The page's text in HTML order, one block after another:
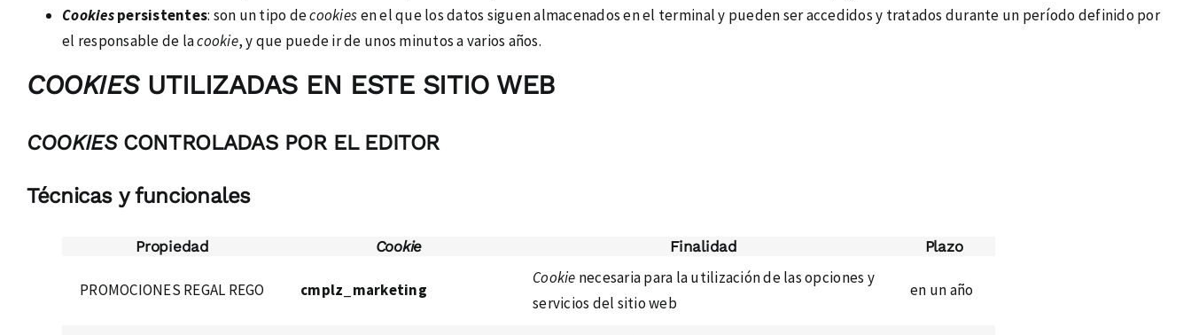
Cookiespersistentes: son un tipo decookiesen el que los datos siguen almacenados en el terminal y pueden ser accedidos y tratados durante un período definido por
el responsable de lacookie, y que puede ir de unos minutos a varios años.
COOKIES UTILIZADAS EN ESTE SITIO WEB
COOKIES CONTROLADAS POR EL EDITOR
Técnicas y funcionales
Propiedad Cookie Finalidad Plazo
PROMOCIONES REGAL REGO cmplz_marketing
Cookie necesaria para la utilización de las opciones y
servicios del sitio web
en un año